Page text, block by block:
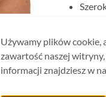
Używamy plików cookie,
zawartość naszej
informacji znajdziesz w